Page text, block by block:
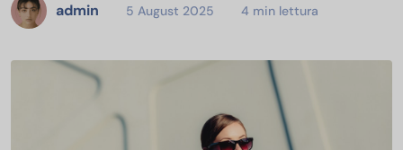
admin 5 August 2025 4 min lettura